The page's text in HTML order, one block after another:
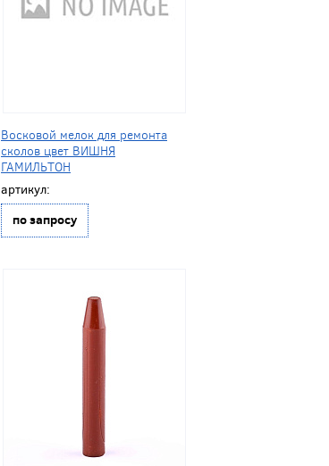
Восковой мелок для ремонта
сколов цвет ВИШНЯ
ГАМИЛЬТОН
артикул:
по запросу